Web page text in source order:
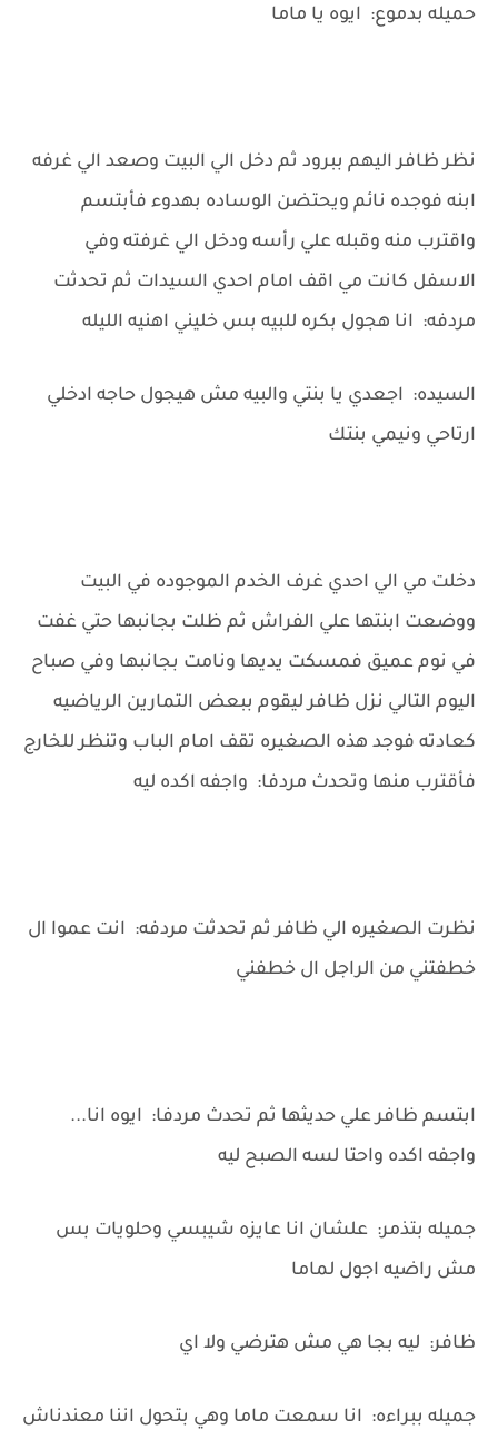
حميله بدموع: ايوه يا ماما
نظر ظافر اليهم ببرود ثم دخل الي البيت وصعد الي غرفه
ابنه فوجده نائم ويحتضن الوساده بهدوء فأبتسم
واقترب منه وقبله علي رأسه ودخل الي غرفته وفي
الاسفل كانت مي اقف امام احدي السيدات ثم تحدثت
مردفه: انا هجول بكره للبيه بس خليني اهنيه الليله
السيده: اجعدي يا بنتي والبيه مش هيجول حاجه ادخلي
ارتاحي ونيمي بنتك
دخلت مي الي احدي غرف الخدم الموجوده في البيت
ووضعت ابنتها علي الفراش ثم ظلت بجانبها حتي غفت
في نوم عميق فمسكت يديها ونامت بجانبها وفي صباح
اليوم التالي نزل ظافر ليقوم ببعض التمارين الرياضيه
كعادته فوجد هذه الصغيره تقف امام الباب وتنظر للخارج
فأقترب منها وتحدث مردفا: واجفه اكده ليه
نظرت الصغيره الي ظافر ثم تحدثت مردفه: انت عموا ال
خطفتني من الراجل ال خطفني
ابتسم ظافر علي حديثها ثم تحدث مردفا: ايوه انا...
واجفه اكده واحتا لسه الصبح ليه
جميله بتذمر: علشان انا عايزه شيبسي وحلويات بس
مش راضيه اجول لماما
ظافر: ليه بجا هي مش هترضي ولا اي
جميله ببراءه: انا سمعت ماما وهي بتحول اننا معندناش